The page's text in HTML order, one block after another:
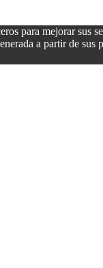
para mejorar sus
a partir de